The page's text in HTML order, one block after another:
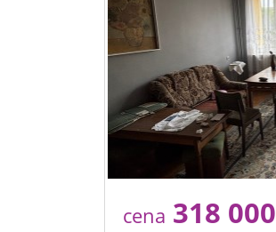
cena 318 000